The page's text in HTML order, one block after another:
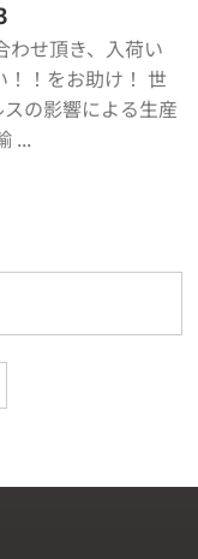
わせ頂き、入荷い
！！をお助け！ 世
の影響による生産
...